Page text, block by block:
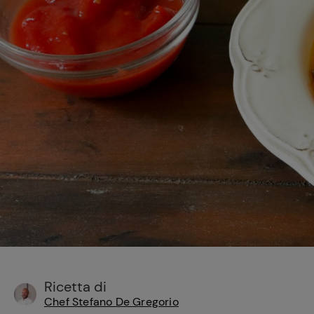
Cavolo romanesco al
forno con ‘nduja
Bisque di gamberi:
l'ideale per insaporire
i tuoi piatti di pesce!
Ricetta di
Chef Stefano De Gregorio